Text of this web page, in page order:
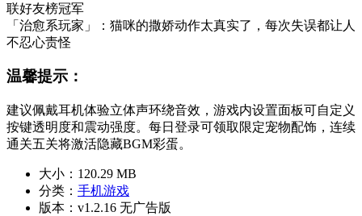
联好友榜冠军
「治愈系玩家」：猫咪的撒娇动作太真实了，每次失误都让人
不忍心责怪
温馨提示：
建议佩戴耳机体验立体声环绕音效，游戏内设置面板可自定义
按键透明度和震动强度。每日登录可领取限定宠物配饰，连续
通关五关将激活隐藏BGM彩蛋。
大小： 120.29 MB
分类： 手机游戏
版本： v1.2.16 无广告版